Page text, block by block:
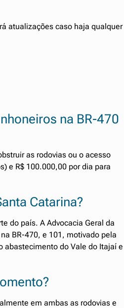
atualizações caso haja qualquer
na BR-470
as rodovias ou o acesso
e R$ 100.000,00 por dia para
Catarina?
do país. A Advocacia Geral da
BR-470, e 101, motivado pela
abastecimento do Vale do Itajaí e
em ambas as rodovias e